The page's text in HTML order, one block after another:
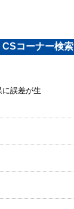
CSコーナー検索
誤差が生